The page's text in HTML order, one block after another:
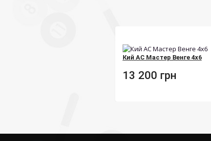
Кий АС Мастер Венге 4х6
13 200 грн